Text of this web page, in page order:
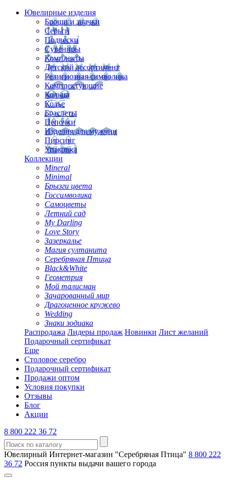
Ювелирные изделия
Броши и значки
Серьги
Подвески
Сувениры
Комплекты
Детский ассортимент
Религиозная символика
Комплектующие
Кольца
Колье
Браслеты
Цепочки
Изделия для мужчин
Пирсинг
Упаковка
Коллекции
Mineral
Minimal
Брызги цвета
Госсимволика
Самоцветы
Летний сад
My Darling
Love Story
Зазеркалье
Магия султанита
Серебряная Птица
Black&White
Геометрия
Мой талисман
Зачарованный мир
Драгоценное кружево
Wedding
Знаки зодиака
Распродажа Лидеры продаж Новинки Лист желаний
Подарочный сертификат
Еще
Столовое серебро
Подарочный сертификат
Продажи оптом
Условия покупки
Отзывы
Блог
Акции
8 800 222 36 72
Ювелирный Интернет-магазин "Серебряная Птица" 8 800 222
36 72 Россия пункты выдачи вашего города